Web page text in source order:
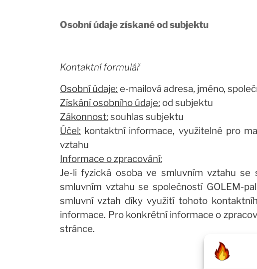
Osobní údaje získané od subjektu
Kontaktní formulář
Osobní údaje: e-mailová adresa, jméno,
Získání osobního údaje: od subjektu
Zákonnost: souhlas subjektu
Účel: kontaktní informace, využitelné pro
vztahu
Informace o zpracování:
Je-li fyzická osoba ve smluvním vztahu se
smluvním vztahu se společností GOLEM-
smluvní vztah díky využití tohoto
informace. Pro konkrétní informace o
stránce.